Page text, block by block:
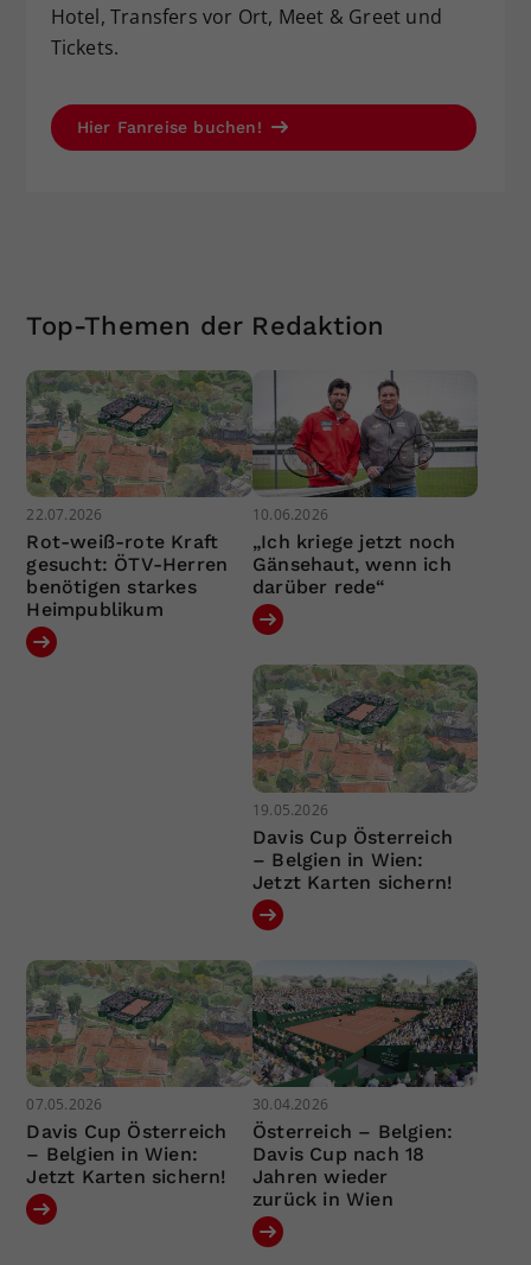
Hotel, Transfers vor Ort, Meet & Greet und
Tickets.
Hier Fanreise buchen!
Top-Themen der Redaktion
22.07.2026
Rot-weiß-rote Kraft
gesucht: ÖTV-Herren
benötigen starkes
Heimpublikum
10.06.2026
„Ich kriege jetzt noch
Gänsehaut, wenn ich
darüber rede“
19.05.2026
Davis Cup Österreich
– Belgien in Wien:
Jetzt Karten sichern!
07.05.2026
Davis Cup Österreich
– Belgien in Wien:
Jetzt Karten sichern!
30.04.2026
Österreich – Belgien:
Davis Cup nach 18
Jahren wieder
zurück in Wien